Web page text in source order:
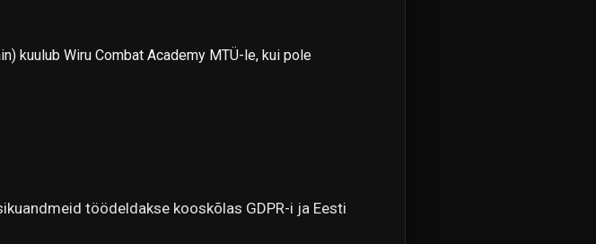
kuulub Wiru Combat Academy MTÜ-le, kui pole
töödeldakse kooskõlas GDPR-i ja Eesti